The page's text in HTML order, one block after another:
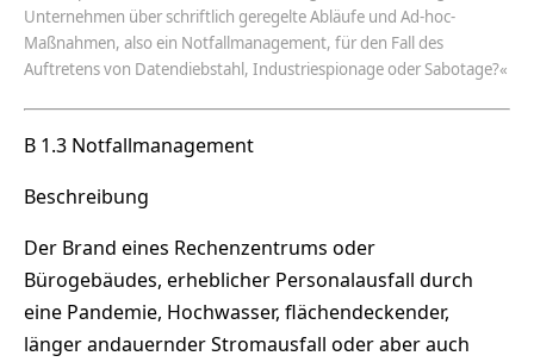
Unternehmen über schriftlich geregelte Abläufe und Ad-hoc-
Maßnahmen, also ein Notfallmanagement, für den Fall des
Auftretens von Datendiebstahl, Industriespionage oder Sabotage?«
B 1.3 Notfallmanagement
Beschreibung
Der Brand eines Rechenzentrums oder
Bürogebäudes, erheblicher Personalausfall durch
eine Pandemie, Hochwasser, flächendeckender,
länger andauernder Stromausfall oder aber auch